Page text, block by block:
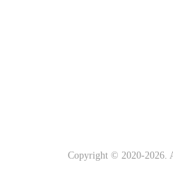
Copyright © 2020-2026.